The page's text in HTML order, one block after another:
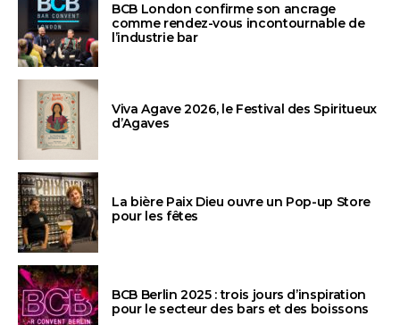
BCB London confirme son ancrage
comme rendez-vous incontournable de
l’industrie bar
Viva Agave 2026, le Festival des Spiritueux
d’Agaves
La bière Paix Dieu ouvre un Pop-up Store
pour les fêtes
BCB Berlin 2025 : trois jours d’inspiration
pour le secteur des bars et des boissons